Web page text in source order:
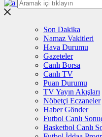
Son Dakika
Namaz Vakitleri
Hava Durumu
Gazeteler
Canlı Borsa
Canlı TV
Puan Durumu
TV Yayın Akışları
Nöbetçi Eczaneler
Haber Gönder
Futbol Canlı
Basketbol Canlı